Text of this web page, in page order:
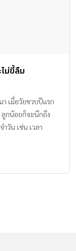
ม่ขี้ลืม
เมื่อวัยขวบปีแรก
ลูกน้อยก็จะนึกถึง
วัน เช่น เวลา